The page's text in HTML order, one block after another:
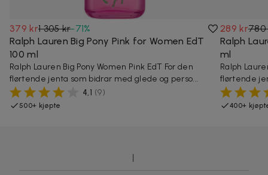
379 kr1 305 kr-71%
Ralph Lauren Big Pony Pink for Women EdT
100 ml
Ralph Lauren Big Pony Women Pink EdT For den
flørtende jenta som bidrar med glede og perso...
4,1 (9)
500+ kjøpte
289 kr780
Ralph
ml
Ralph
flørtende
400+